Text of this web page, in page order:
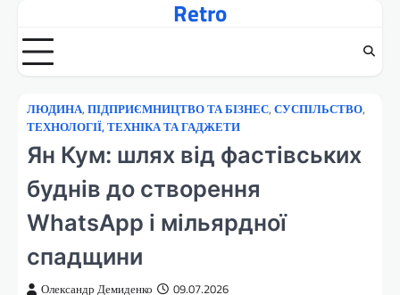
вмісту
Retro
ЛЮДИНА, ПІДПРИЄМНИЦТВО ТА БІЗНЕС, СУСПІЛЬСТВО,
ТЕХНОЛОГІЇ, ТЕХНІКА ТА ГАДЖЕТИ
Ян Кум: шлях від фастівських
буднів до створення
WhatsApp і мільярдної
спадщини
Олександр Демиденко 09.07.2026